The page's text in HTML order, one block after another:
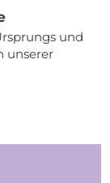
und
unserer
8/11/26